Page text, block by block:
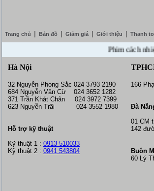
Trang chủ Bản đồ Giảm giá Giới thiệu Thanh
Phim cách nhiệt
Hà Nội
32 Nguyễn Phong Sắc 024 3793 2190
684 Nguyễn Văn Cừ 024 3652 1282
371 Trần Khát Chân 024 3972 7399
623 Nguyễn Trãi 024 3552 1980
Hỗ trợ kỹ thuật
Kỹ thuật 1 : 0913 510033
Kỹ thuật 2 : 0941 543804
166
Đà
01
142
Buôn
60 Lý